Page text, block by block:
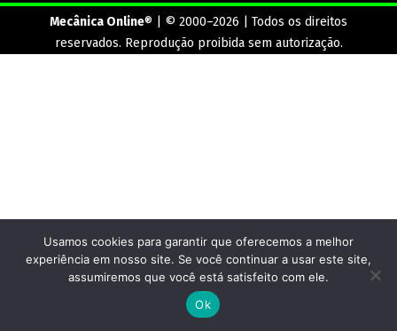
Mecânica Online® | © 2000–2026 | Todos os direitos
reservados. Reprodução proibida sem autorização.
Usamos cookies para garantir que oferecemos a melhor
experiência em nosso site. Se você continuar a usar este site,
assumiremos que você está satisfeito com ele.
Ok